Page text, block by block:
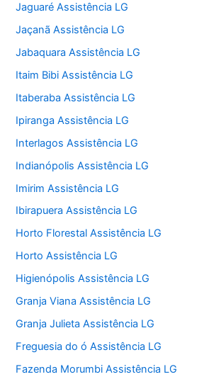
Jaguaré Assistência LG
Jaçanã Assistência LG
Jabaquara Assistência LG
Itaim Bibi Assistência LG
Itaberaba Assistência LG
Ipiranga Assistência LG
Interlagos Assistência LG
Indianópolis Assistência LG
Imirim Assistência LG
Ibirapuera Assistência LG
Horto Florestal Assistência LG
Horto Assistência LG
Higienópolis Assistência LG
Granja Viana Assistência LG
Granja Julieta Assistência LG
Freguesia do ó Assistência LG
Fazenda Morumbi Assistência LG